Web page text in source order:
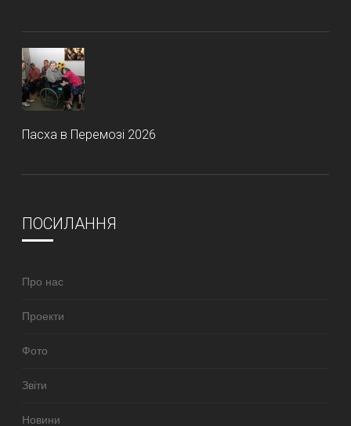
Пасха в Перемозі 2026
ПОСИЛАННЯ
Про нас
Проекти
Фото
Звіти
Новини